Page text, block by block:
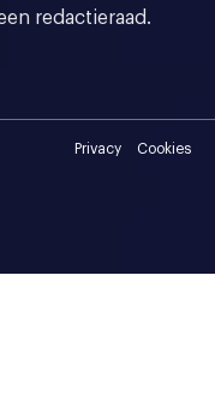
redactieraad.
Privacy Cookies